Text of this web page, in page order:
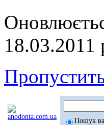
18.03.2011
Пошук